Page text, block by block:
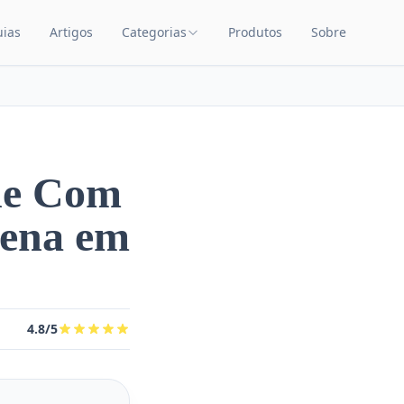
Artigos Categorias
Carrinhos de Bebê
Produtos Sobre
Com
em
4.8/5